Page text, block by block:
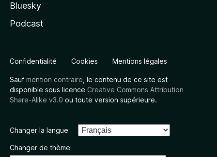
Bluesky
Podcast
Confidentialité Cookies Mentions légales
Sauf mention contraire , le contenu de ce site est
disponible sous licence Creative Commons Attribution
Share-Alike v3.0 ou toute version supérieure.
Changer la langue
Changer de thème